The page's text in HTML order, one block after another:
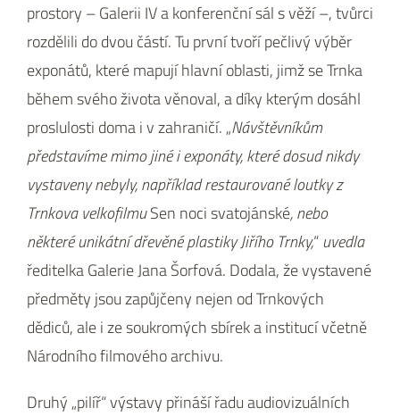
prostory – Galerii IV a konferenční sál s věží –, tvůrci
rozdělili do dvou částí. Tu první tvoří pečlivý výběr
exponátů, které mapují hlavní oblasti, jimž se Trnka
během svého života věnoval, a díky kterým dosáhl
proslulosti doma i v zahraničí. „Návštěvníkům
představíme mimo jiné i exponáty, které dosud nikdy
vystaveny nebyly, například restaurované loutky z
Trnkova velkofilmuSen noci svatojánské, nebo
některé unikátní dřevěné plastiky Jiřího Trnky,“uvedla
ředitelka Galerie Jana Šorfová. Dodala, že vystavené
předměty jsou zapůjčeny nejen od Trnkových
dědiců, ale i ze soukromých sbírek a institucí včetně
Národního filmového archivu.
Druhý „pilíř“ výstavy přináší řadu audiovizuálních